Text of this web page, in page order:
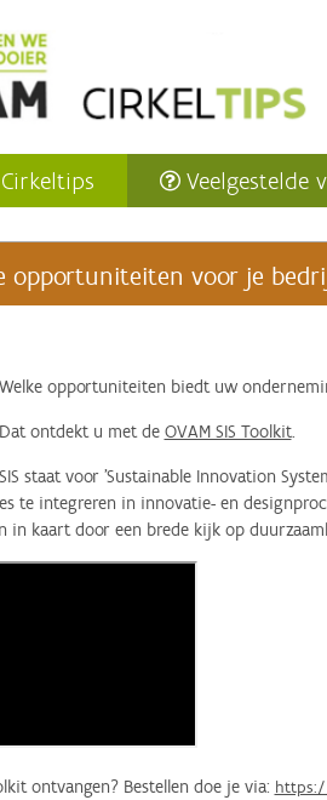
Cirkeltips Veelgestelde
opportuniteiten voor je
‌Welke opportuniteiten biedt uw
Dat ontdekt u met de OVAM SIS Toolkit.
SIS staat voor 'Sustainable Innovation
te integreren in innovatie- en
in kaart door een brede kijk op
ontvangen? Bestellen doe je via: